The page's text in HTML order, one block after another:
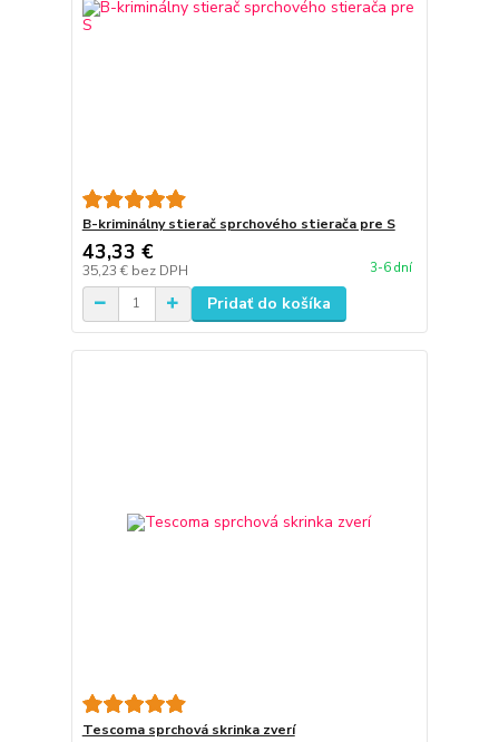
B-kriminálny stierač sprchového stierača pre S
43,33 €
35,23 € bez DPH 3-6 dní
Pridať do košíka
Tescoma sprchová skrinka zverí